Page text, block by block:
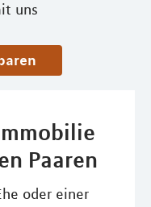
uns
Paaren
oder einer